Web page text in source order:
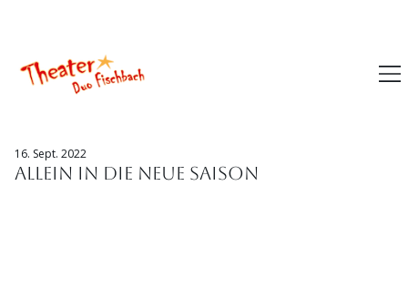
Allein in die neue Saison
16. Sept. 2022